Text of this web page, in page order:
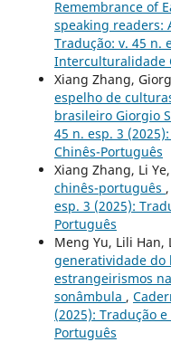
Remembrance of
speaking readers:
Tradução: v. 45 n.
Interculturalidade
Xiang Zhang,
espelho de
brasileiro Giorgio
45 n. esp. 3
Chinês-Português
Xiang Zhang, Li Ye,
chinês-português ,
esp. 3 (2025):
Português
Meng Yu, Lili Han,
generatividade
estrangeirismos
sonâmbula ,
(2025): Tradução
Português